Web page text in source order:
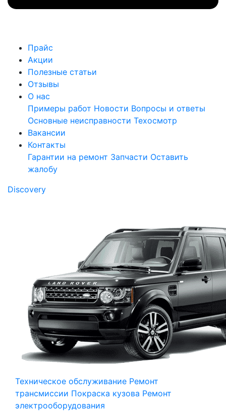
Прайс
Акции
Полезные статьи
Отзывы
О нас
Примеры работ Новости Вопросы и ответы
Основные неисправности Техосмотр
Вакансии
Контакты
Гарантии на ремонт Запчасти Оставить
жалобу
Discovery
Техническое обслуживание Ремонт
трансмиссии Покраска кузова Ремонт
электрооборудования